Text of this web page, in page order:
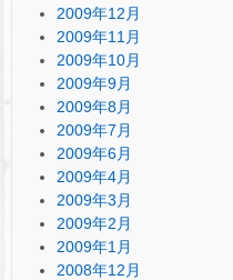
2009年12月
2009年11月
2009年10月
2009年9月
2009年8月
2009年7月
2009年6月
2009年4月
2009年3月
2009年2月
2009年1月
2008年12月